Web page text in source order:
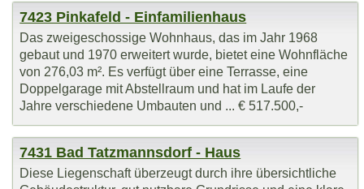
7423 Pinkafeld - Einfamilienhaus
Das zweigeschossige Wohnhaus, das im Jahr 1968
gebaut und 1970 erweitert wurde, bietet eine Wohnfläche
von 276,03 m². Es verfügt über eine Terrasse, eine
Doppelgarage mit Abstellraum und hat im Laufe der
Jahre verschiedene Umbauten und ... € 517.500,-
7431 Bad Tatzmannsdorf - Haus
Diese Liegenschaft überzeugt durch ihre übersichtliche